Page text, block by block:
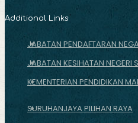
Additional Links
JABATAN PENDAFTARAN
JABATAN KESIHATAN NEGERI
KEMENTERIAN PENDIDIKAN
SURUHANJAYA PILIHAN RAYA